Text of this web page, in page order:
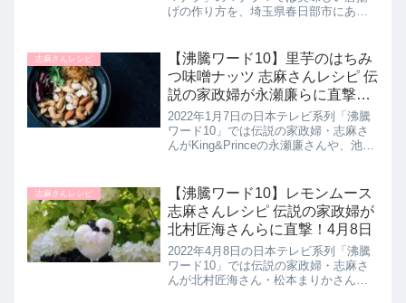
げの作り方を、埼玉県春日部市にある
ます。>>相葉マナブ記事一覧はこちら
まとめ♪最後までご覧いただ...
志麻さんレシピ
【沸騰ワード10】里芋のはちみ
つ味噌ナッツ 志麻さんレシピ 伝
説の家政婦が永瀬廉らに直撃！
1月7日
2022年1月7日の日本テレビ系列「沸騰
ワード10」では伝説の家政婦・志麻さ
んがKing&Princeの永瀬廉さんや、池田
しの【里芋のハチミツみそナッツ】を
披露されていたの...
志麻さんレシピ
【沸騰ワード10】レモンムース
志麻さんレシピ 伝説の家政婦が
北村匠海さんらに直撃！4月8日
2022年4月8日の日本テレビ系列「沸騰
ワード10」では伝説の家政婦・志麻さ
んが北村匠海さん・松本まりかさん、